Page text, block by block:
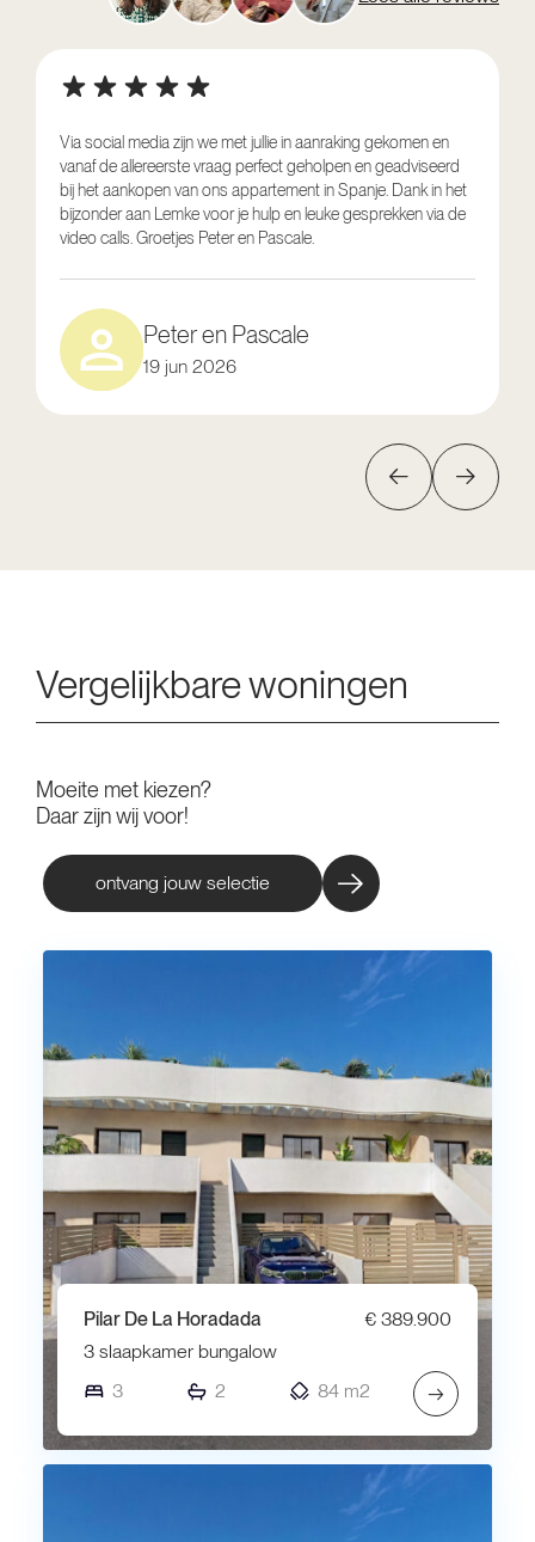
Via social media zijn we met jullie in aanraking gekomen en
vanaf de allereerste vraag perfect geholpen en geadviseerd
bij het aankopen van ons appartement in Spanje. Dank in het
bijzonder aan Lemke voor je hulp en leuke gesprekken via de
video calls. Groetjes Peter en Pascale.
Peter en Pascale
19 jun 2026
Vergelijkbare woningen
Moeite met kiezen?
Daar zijn wij voor!
ontvang jouw selectie
Pilar De La Horadada
€ 389.900
3 slaapkamer bungalow
3
2 84 m2 →